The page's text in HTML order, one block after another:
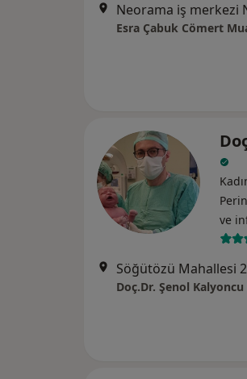
Esra Çabuk Cömert
ve
Doç.Dr. Şenol